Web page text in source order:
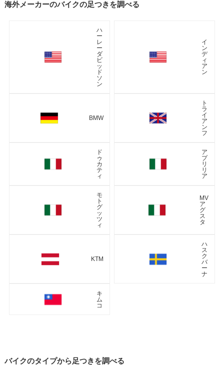
海外メーカーのバイクの足つきを調べる
ハ
ー
レ
ー
ダ
ビ
ッ
ド
ソ
ン
イ
ン
デ
ィ
ア
ン
BMW
ト
ラ
イ
ア
ン
フ
ド
ゥ
カ
テ
ィ
ア
プ
リ
リ
ア
モ
ト
グ
ッ
ツ
ィ
MV
ア
グ
ス
タ
KTM
ハ
ス
ク
バ
ー
ナ
キ
ム
コ
バイクのタイプから足つきを調べる